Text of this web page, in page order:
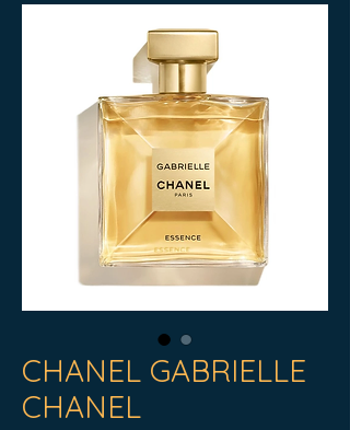
CHANEL GABRIELLE
CHANEL